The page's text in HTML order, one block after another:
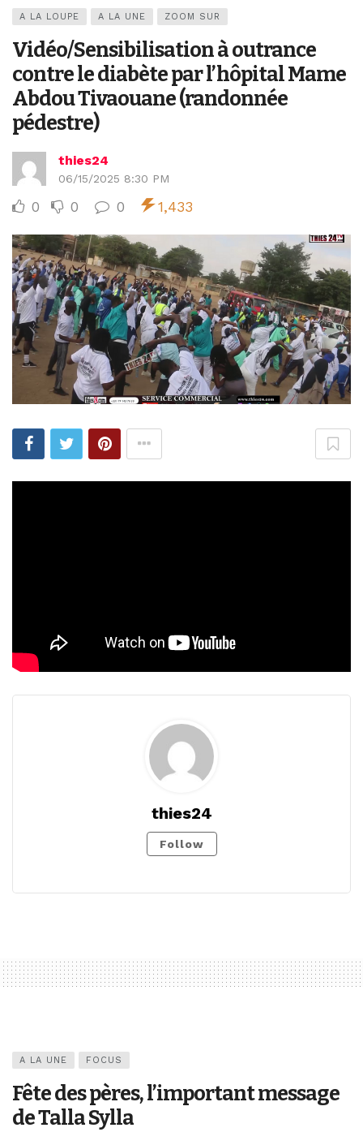
A LA LOUPE A LA UNE ZOOM SUR
Vidéo/Sensibilisation à outrance
contre le diabète par l’hôpital Mame
Abdou Tivaouane (randonnée
pédestre)
thies24
06/15/2025 8:30 PM
0 0 0 1,433
thies24
Follow
A LA UNE FOCUS
Fête des pères, l’important message
de Talla Sylla